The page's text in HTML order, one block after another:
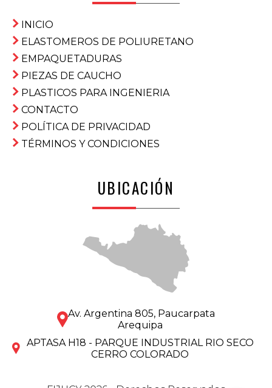
INICIO
ELASTOMEROS DE POLIURETANO
EMPAQUETADURAS
PIEZAS DE CAUCHO
PLASTICOS PARA INGENIERIA
CONTACTO
POLÍTICA DE PRIVACIDAD
TÉRMINOS Y CONDICIONES
UBICACIÓN
Av. Argentina 805, Paucarpata
Arequipa
APTASA H18 - PARQUE INDUSTRIAL RIO SECO
CERRO COLORADO